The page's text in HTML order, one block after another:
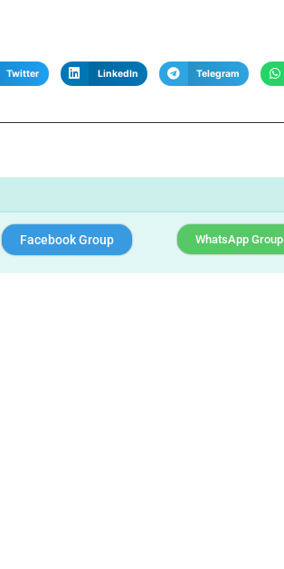
Twitter LinkedIn Telegram
Facebook Group WhatsApp Group